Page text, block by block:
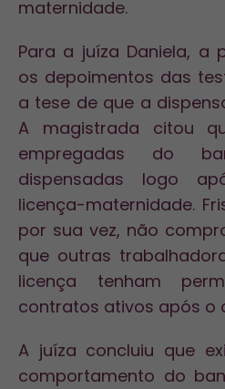
maternidade.
Para a juíza Daniela, a
os depoimentos das
a tese de que a
A magistrada citou
empregadas do
dispensadas logo
licença-maternidade.
por sua vez, não
que outras
licença tenham
contratos ativos após o
A juíza concluiu que
comportamento do